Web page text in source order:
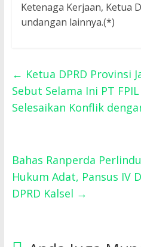
Ketenaga Kerjaan, Ketua
undangan lainnya.(*)
← Ketua DPRD Provinsi
Sebut Selama Ini PT
Selesaikan Konflik
Bahas Ranperda
Hukum Adat, Pansus IV
DPRD Kalsel →